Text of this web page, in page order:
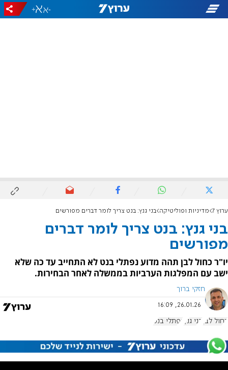
-
+
ערוץ 7 מדיניות ופוליטיקה בני גנץ: בנט צריך לומר דברים מפורשים
בני גנץ: בנט צריך לומר דברים
מפורשים
יו"ר כחול לבן תהה מדוע נפתלי בנט לא התחייב עד כה שלא
ישב עם המפלגות הערביות בממשלה לאחר הבחירות.
חזקי ברוך
26.01.26, 16:09
כחול לבן בני גנץ נפתלי בנט